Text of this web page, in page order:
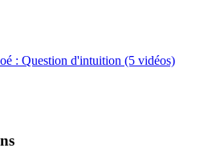
: Question d'intuition (5 vidéos)